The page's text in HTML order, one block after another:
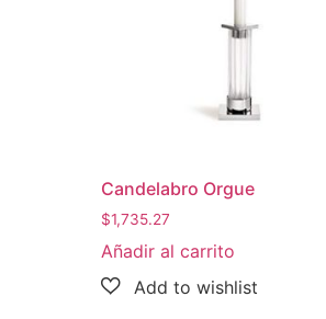
Candelabro Orgue
$1,735.27
Añadir al carrito